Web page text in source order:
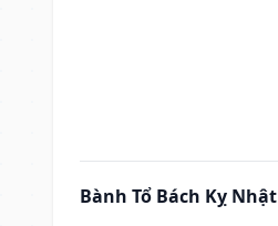
Bành Tổ Bách Kỵ Nhật